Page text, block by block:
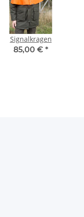
Signalkragen
85,00 € *